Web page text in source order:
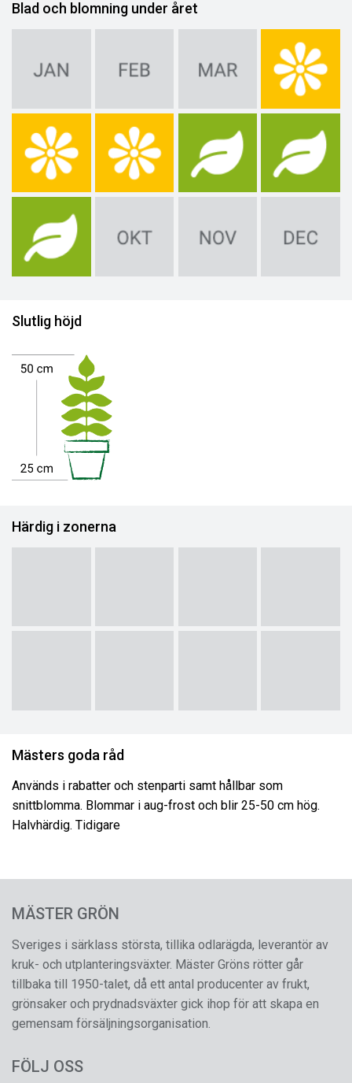
Blad och blomning under året
Slutlig höjd
Härdig i zonerna
Mästers goda råd
Används i rabatter och stenparti samt hållbar som
snittblomma. Blommar i aug-frost och blir 25-50 cm hög.
Halvhärdig. Tidigare
MÄSTER GRÖN
Sveriges i särklass största, tillika odlarägda, leverantör av
kruk- och utplanteringsväxter. Mäster Gröns rötter går
tillbaka till 1950-talet, då ett antal producenter av frukt,
grönsaker och prydnadsväxter gick ihop för att skapa en
gemensam försäljningsorganisation.
FÖLJ OSS